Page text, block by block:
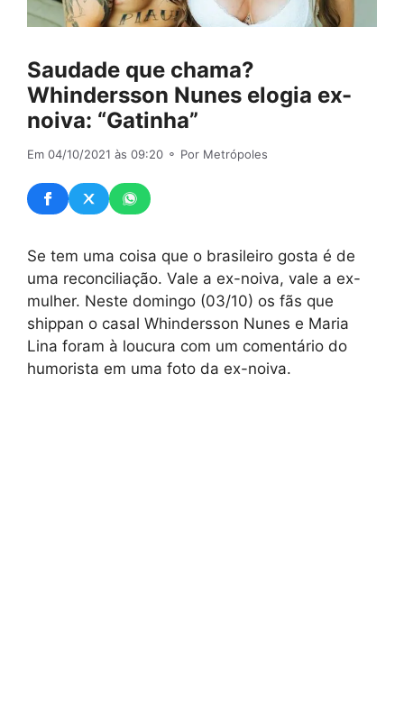
Saudade que chama?
Whindersson Nunes elogia ex-
noiva: “Gatinha”
Em 04/10/2021 às 09:20 ⚬ Por Metrópoles
Se tem uma coisa que o brasileiro gosta é de
uma reconciliação. Vale a ex-noiva, vale a ex-
mulher. Neste domingo (03/10) os fãs que
shippan o casal Whindersson Nunes e Maria
Lina foram à loucura com um comentário do
humorista em uma foto da ex-noiva.